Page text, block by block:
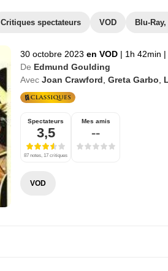
Critiques spectateurs VOD Blu-
30 octobre 2023 en VOD | 1h 42min |
De Edmund Goulding
Avec Joan Crawford Greta Garbo
Spectateurs
3,5
87 notes, 17 critiques
Mes amis
--
VOD